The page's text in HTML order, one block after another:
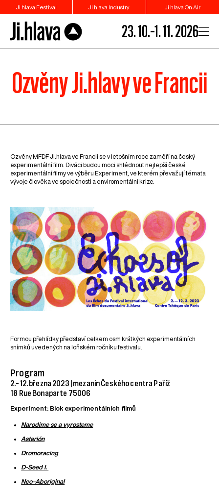
Ji.hlava Festival Ji.hlava Industry Ji.hlava On Air
23. 10.–1. 11. 2026
Ozvěny Ji.hlavy ve Francii
Ozvěny MFDF Ji.hlava ve Francii se v letošním roce zaměří na český
experimentální film. Diváci budou moci shlédnout nejlepší české
experimentální filmy ve výběru Experiment, ve kterém převažují témata
vývoje člověka ve společnosti a enviromentální krize.
Formou přehlídky představí celkem osm krátkých experimentálních
snímků uvedených na loňském ročníku festivalu.
Program
2.–12. března 2023 | mezanin Českého centra Paříž
18 Rue Bonaparte 75006
Experiment: Blok experimentálních filmů
Narodíme se a vyrosteme
Asterión
Dromoracing
D-Seed I.
Neo–Aboriginal